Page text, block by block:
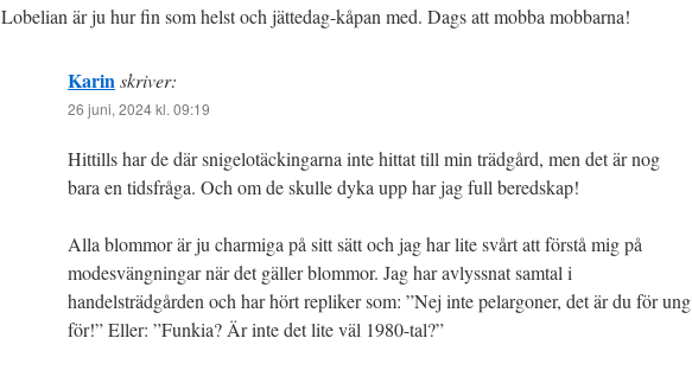
Lobelian är ju hur fin som helst och jättedag-kåpan med. Dags att mobba mobbarna!
Karinskriver:
26 juni, 2024 kl. 09:19
Hittills har de där snigelotäckingarna inte hittat till min trädgård, men det är nog
bara en tidsfråga. Och om de skulle dyka upp har jag full beredskap!
Alla blommor är ju charmiga på sitt sätt och jag har lite svårt att förstå mig på
modesvängningar när det gäller blommor. Jag har avlyssnat samtal i
handelsträdgården och har hört repliker som: ”Nej inte pelargoner, det är du för ung
för!” Eller: ”Funkia? Är inte det lite väl 1980-tal?”